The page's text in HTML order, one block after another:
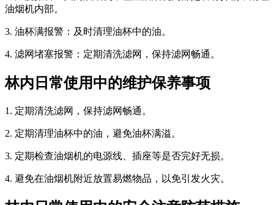
油烟机内部。
3. 油杯满报警：及时清理油杯中的油。
4. 滤网堵塞报警：定期清洗滤网，保持滤网畅通。
林内日常使用中的维护保养事项
1. 定期清洗滤网，保持滤网畅通。
2. 定期清理油杯中的油，避免油杯满溢。
3. 定期检查油烟机的电源线、插座等是否完好无损。
4. 避免在油烟机附近放置易燃物品，以免引发火灾。